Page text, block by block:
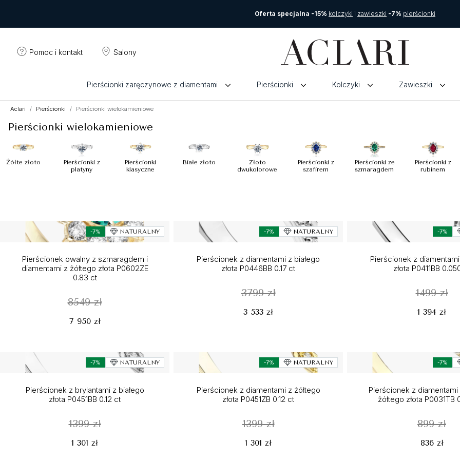
Oferta specjalna -15% kolczyki i zawieszki -7% pierścionki
Pomoc i kontakt Salony
Pierścionki zaręczynowe z diamentami Pierścionki Kolczyki Zawieszki
Aclari Pierścionki Pierścionki wielokamieniowe
Pierścionki wielokamieniowe
Żółte złoto
Pierścionki z
platyny
Pierścionki
klasyczne
Białe złoto
Złoto
dwukolorowe
Pierścionki z
szafirem
Pierścionki ze
szmaragdem
Pierścionki z
rubinem
-7% NATURALNY
Pierścionek owalny z szmaragdem i
diamentami z żółtego złota P0602ZE
0.83 ct
8549 zł
7 950 zł
-7% NATURALNY
Pierścionek z diamentami z białego
złota P0446BB 0.17 ct
3799 zł
3 533 zł
-7%
Pierścionek z
złota P0411BB
1499 zł
1 394 zł
-7% NATURALNY
Pierścionek z brylantami z białego
złota P0451BB 0.12 ct
1399 zł
1 301 zł
-7% NATURALNY
Pierścionek z diamentami z żółtego
złota P0451ZB 0.12 ct
1399 zł
1 301 zł
-7%
Pierścionek z diamentami
żółtego złota P0031TB
899 zł
836 zł